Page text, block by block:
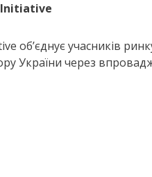
Initiative
об’єднує учасників
України через